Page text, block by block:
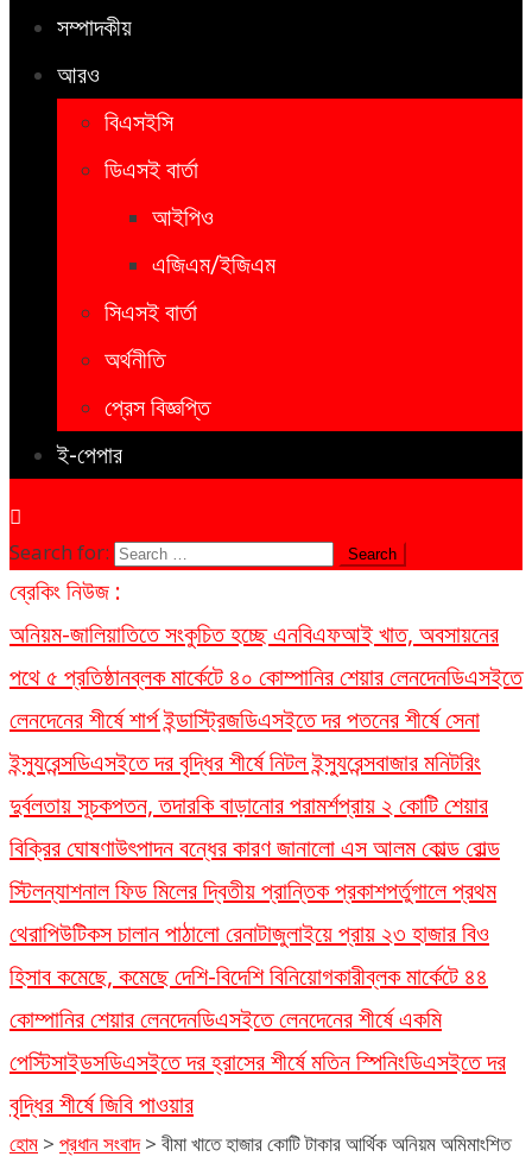
সম্পাদকীয়
আরও
বিএসইসি
ডিএসই বার্তা
আইপিও
এজিএম/ইজিএম
সিএসই বার্তা
অর্থনীতি
প্রেস বিজ্ঞপ্তি
ই-পেপার
Search for:
ব্রেকিং নিউজ :
অনিয়ম-জালিয়াতিতে সংকুচিত হচ্ছে এনবিএফআই খাত, অবসায়নের
পথে ৫ প্রতিষ্ঠানব্লক মার্কেটে ৪০ কোম্পানির শেয়ার লেনদেনডিএসইতে
লেনদেনের শীর্ষে শার্প ইন্ডাস্ট্রিজডিএসইতে দর পতনের শীর্ষে সেনা
ইন্স্যুরেন্সডিএসইতে দর বৃদ্ধির শীর্ষে নিটল ইন্স্যুরেন্সবাজার মনিটরিং
দুর্বলতায় সূচকপতন, তদারকি বাড়ানোর পরামর্শপ্রায় ২ কোটি শেয়ার
বিক্রির ঘোষণাউৎপাদন বন্ধের কারণ জানালো এস আলম কোল্ড রোল্ড
স্টিলন্যাশনাল ফিড মিলের দ্বিতীয় প্রান্তিক প্রকাশপর্তুগালে প্রথম
থেরাপিউটিকস চালান পাঠালো রেনাটাজুলাইয়ে প্রায় ২৩ হাজার বিও
হিসাব কমেছে, কমেছে দেশি-বিদেশি বিনিয়োগকারীব্লক মার্কেটে ৪৪
কোম্পানির শেয়ার লেনদেনডিএসইতে লেনদেনের শীর্ষে একমি
পেস্টিসাইডসডিএসইতে দর হ্রাসের শীর্ষে মতিন স্পিনিংডিএসইতে দর
বৃদ্ধির শীর্ষে জিবি পাওয়ার
হোম > প্রধান সংবাদ > বীমা খাতে হাজার কোটি টাকার আর্থিক অনিয়ম অমিমাংশিত